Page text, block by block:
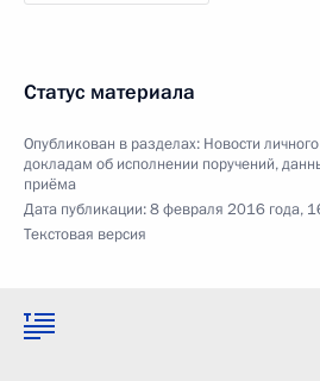
Статус материала
Опубликован в разделах: Новости
докладам об исполнении поручений,
приёма
Дата публикации:8 февраля 2016 года,
Текстовая версия